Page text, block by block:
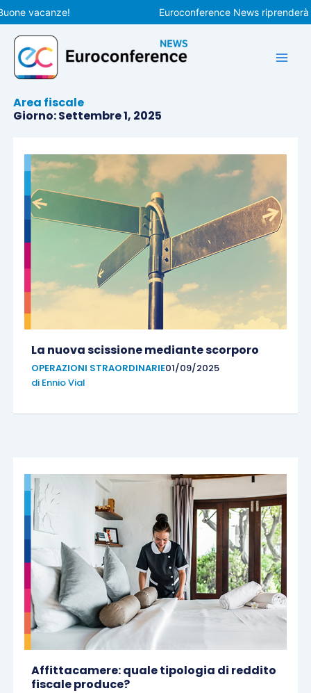
Vai
al
contenuto
vacanze! Euroconference News riprenderà le
Area fiscale
Giorno: Settembre 1, 2025
La nuova scissione mediante scorporo
OPERAZIONI STRAORDINARIE01/09/2025
di Ennio Vial
Affittacamere: quale tipologia di reddito
fiscale produce?